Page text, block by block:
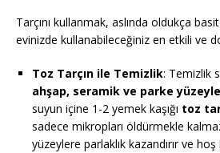
Tarçını kullanmak, aslında oldukça
evinizde kullanabileceğiniz en etkili ve
Toz Tarçın ile Temizlik: Temizlik
ahşap, seramik ve parke
suyun içine 1-2 yemek kaşığı toz
sadece mikropları öldürmekle
yüzeylere parlaklık kazandırır ve hoş